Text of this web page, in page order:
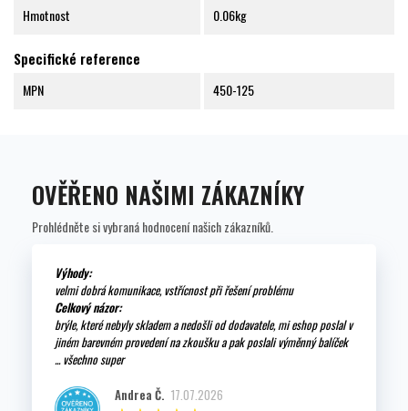
Hmotnost 0.06kg
Specifické reference
MPN 450-125
OVĚŘENO NAŠIMI ZÁKAZNÍKY
Prohlédněte si vybraná hodnocení našich zákazníků.
Výhody:
velmi dobrá komunikace, vstřícnost při řešení problému
Celkový názor:
brýle, které nebyly skladem a nedošli od dodavatele, mi eshop poslal v
jiném barevném provedení na zkoušku a pak poslali výměnný balíček
... všechno super
Andrea Č. 17.07.2026